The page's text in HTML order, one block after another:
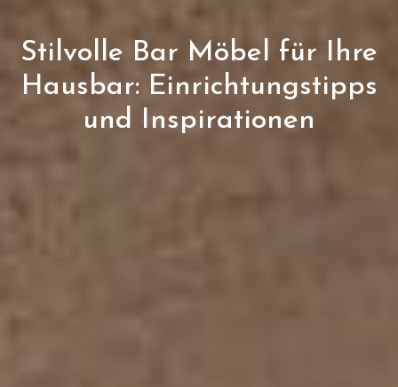
Stilvolle Bar Möbel für Ihre
Hausbar: Einrichtungstipps
und Inspirationen